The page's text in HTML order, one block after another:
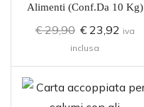
Alimenti (conf.da 10 Kg)
€29,90 €23,92 iva
inclusa